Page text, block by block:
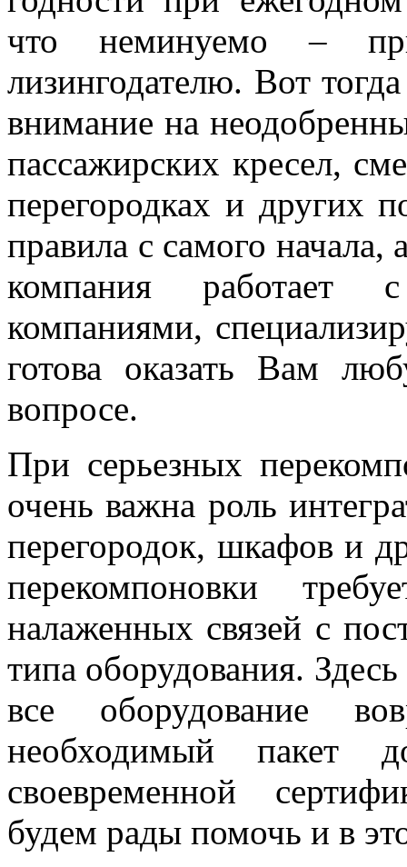
что неминуемо –
лизингодателю. Вот
внимание на
пассажирских кресел,
перегородках и других
правила с самого
компания работает
компаниями,
готова оказать Вам
вопросе.
При серьезных
очень важна роль
перегородок, шкафов и
перекомпоновки
налаженных связей с
типа оборудования. Здесь
все оборудование
необходимый пакет
своевременной
будем рады помочь и в